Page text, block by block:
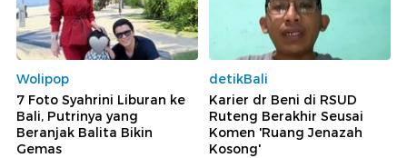
Wolipop
7 Foto Syahrini Liburan ke
Bali, Putrinya yang
Beranjak Balita Bikin
Gemas
detikBali
Karier dr Beni di RSUD
Ruteng Berakhir Seusai
Komen 'Ruang Jenazah
Kosong'